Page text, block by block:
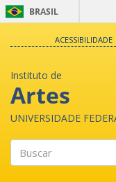
BRASIL
ACESSIBILIDADE
Instituto de
Artes
UNIVERSIDADE